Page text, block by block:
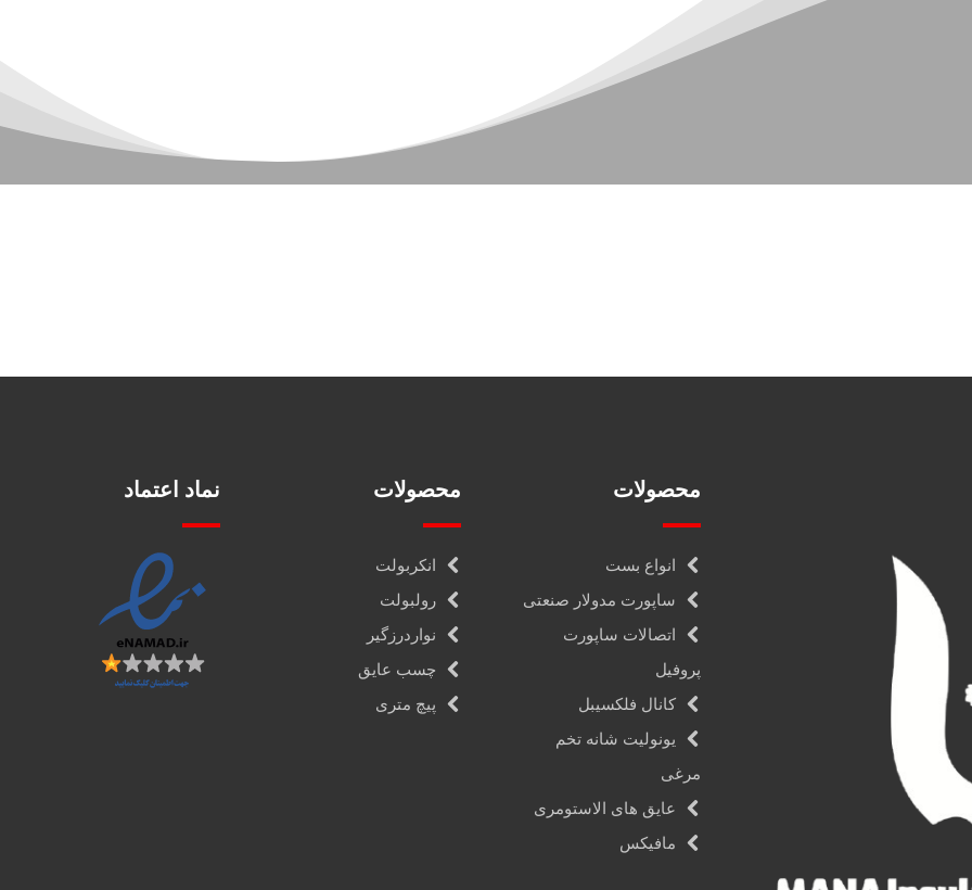
محصولات
انواع بست
ساپورت مدولار صنعتی
اتصالات ساپورت
پروفیل
کانال فلکسیبل
یونولیت شانه تخم
مرغی
عایق های الاستومری
مافیکس
محصولات
انکربولت
رولبولت
نواردرزگیر
چسب عایق
پیچ متری
نماد اعتماد